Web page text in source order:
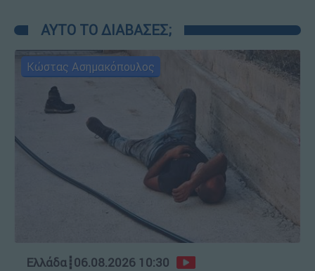
ΑΥΤΟ ΤΟ ΔΙΑΒΑΣΕΣ;
Κώστας Ασημακόπουλος
Ελλάδα┋06.08.2026 10:30